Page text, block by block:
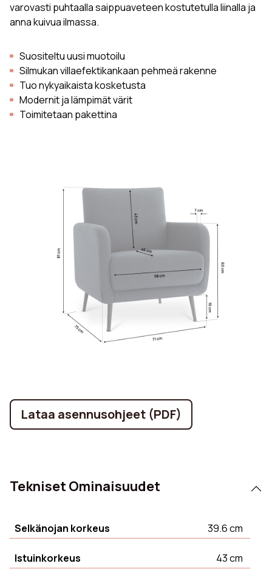
varovasti puhtaalla saippuaveteen kostutetulla liinalla ja
anna kuivua ilmassa.
Suositeltu uusi muotoilu
Silmukan villaefektikankaan pehmeä rakenne
Tuo nykyaikaista kosketusta
Modernit ja lämpimät värit
Toimitetaan pakettina
Lataa asennusohjeet (PDF)
Tekniset Ominaisuudet
Selkänojan korkeus 39.6 cm
Istuinkorkeus 43 cm